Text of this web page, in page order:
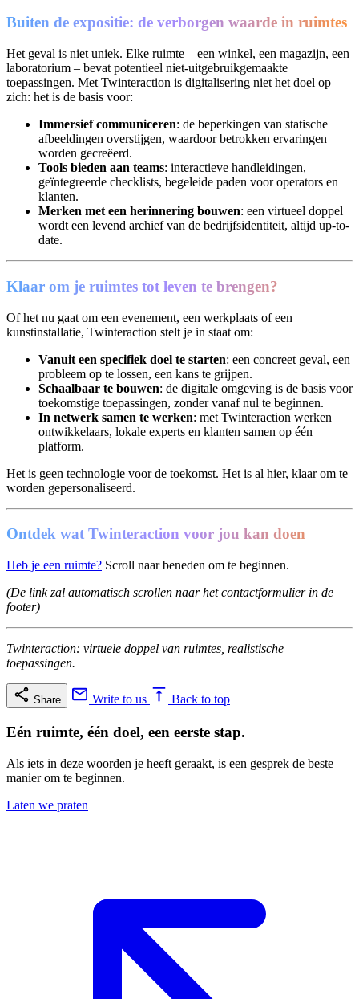
Buiten de expositie: de verborgen waarde in ruimtes
Het geval is niet uniek. Elke ruimte – een winkel, een magazijn, een
laboratorium – bevat potentieel niet-uitgebruikgemaakte
toepassingen. Met Twinteraction is digitalisering niet het doel op
zich: het is de basis voor:
Immersief communiceren: de beperkingen van statische
afbeeldingen overstijgen, waardoor betrokken ervaringen
worden gecreëerd.
Tools bieden aan teams: interactieve handleidingen,
geïntegreerde checklists, begeleide paden voor operators en
klanten.
Merken met een herinnering bouwen: een virtueel doppel
wordt een levend archief van de bedrijfsidentiteit, altijd up-to-
date.
Klaar om je ruimtes tot leven te brengen?
Of het nu gaat om een evenement, een werkplaats of een
kunstinstallatie, Twinteraction stelt je in staat om:
Vanuit een specifiek doel te starten: een concreet geval, een
probleem op te lossen, een kans te grijpen.
Schaalbaar te bouwen: de digitale omgeving is de basis voor
toekomstige toepassingen, zonder vanaf nul te beginnen.
In netwerk samen te werken: met Twinteraction werken
ontwikkelaars, lokale experts en klanten samen op één
platform.
Het is geen technologie voor de toekomst. Het is al hier, klaar om te
worden gepersonaliseerd.
Ontdek wat Twinteraction voor jou kan doen
Heb je een ruimte? Scroll naar beneden om te beginnen.
(De link zal automatisch scrollen naar het contactformulier in de
footer)
Twinteraction: virtuele doppel van ruimtes, realistische
toepassingen.
Share Write to us Back to top
Eén ruimte, één doel, een eerste stap.
Als iets in deze woorden je heeft geraakt, is een gesprek de beste
manier om te beginnen.
Laten we praten